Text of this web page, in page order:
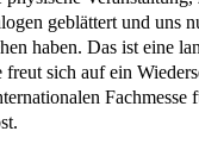
geblättert und uns
haben. Das ist eine
freut sich auf ein